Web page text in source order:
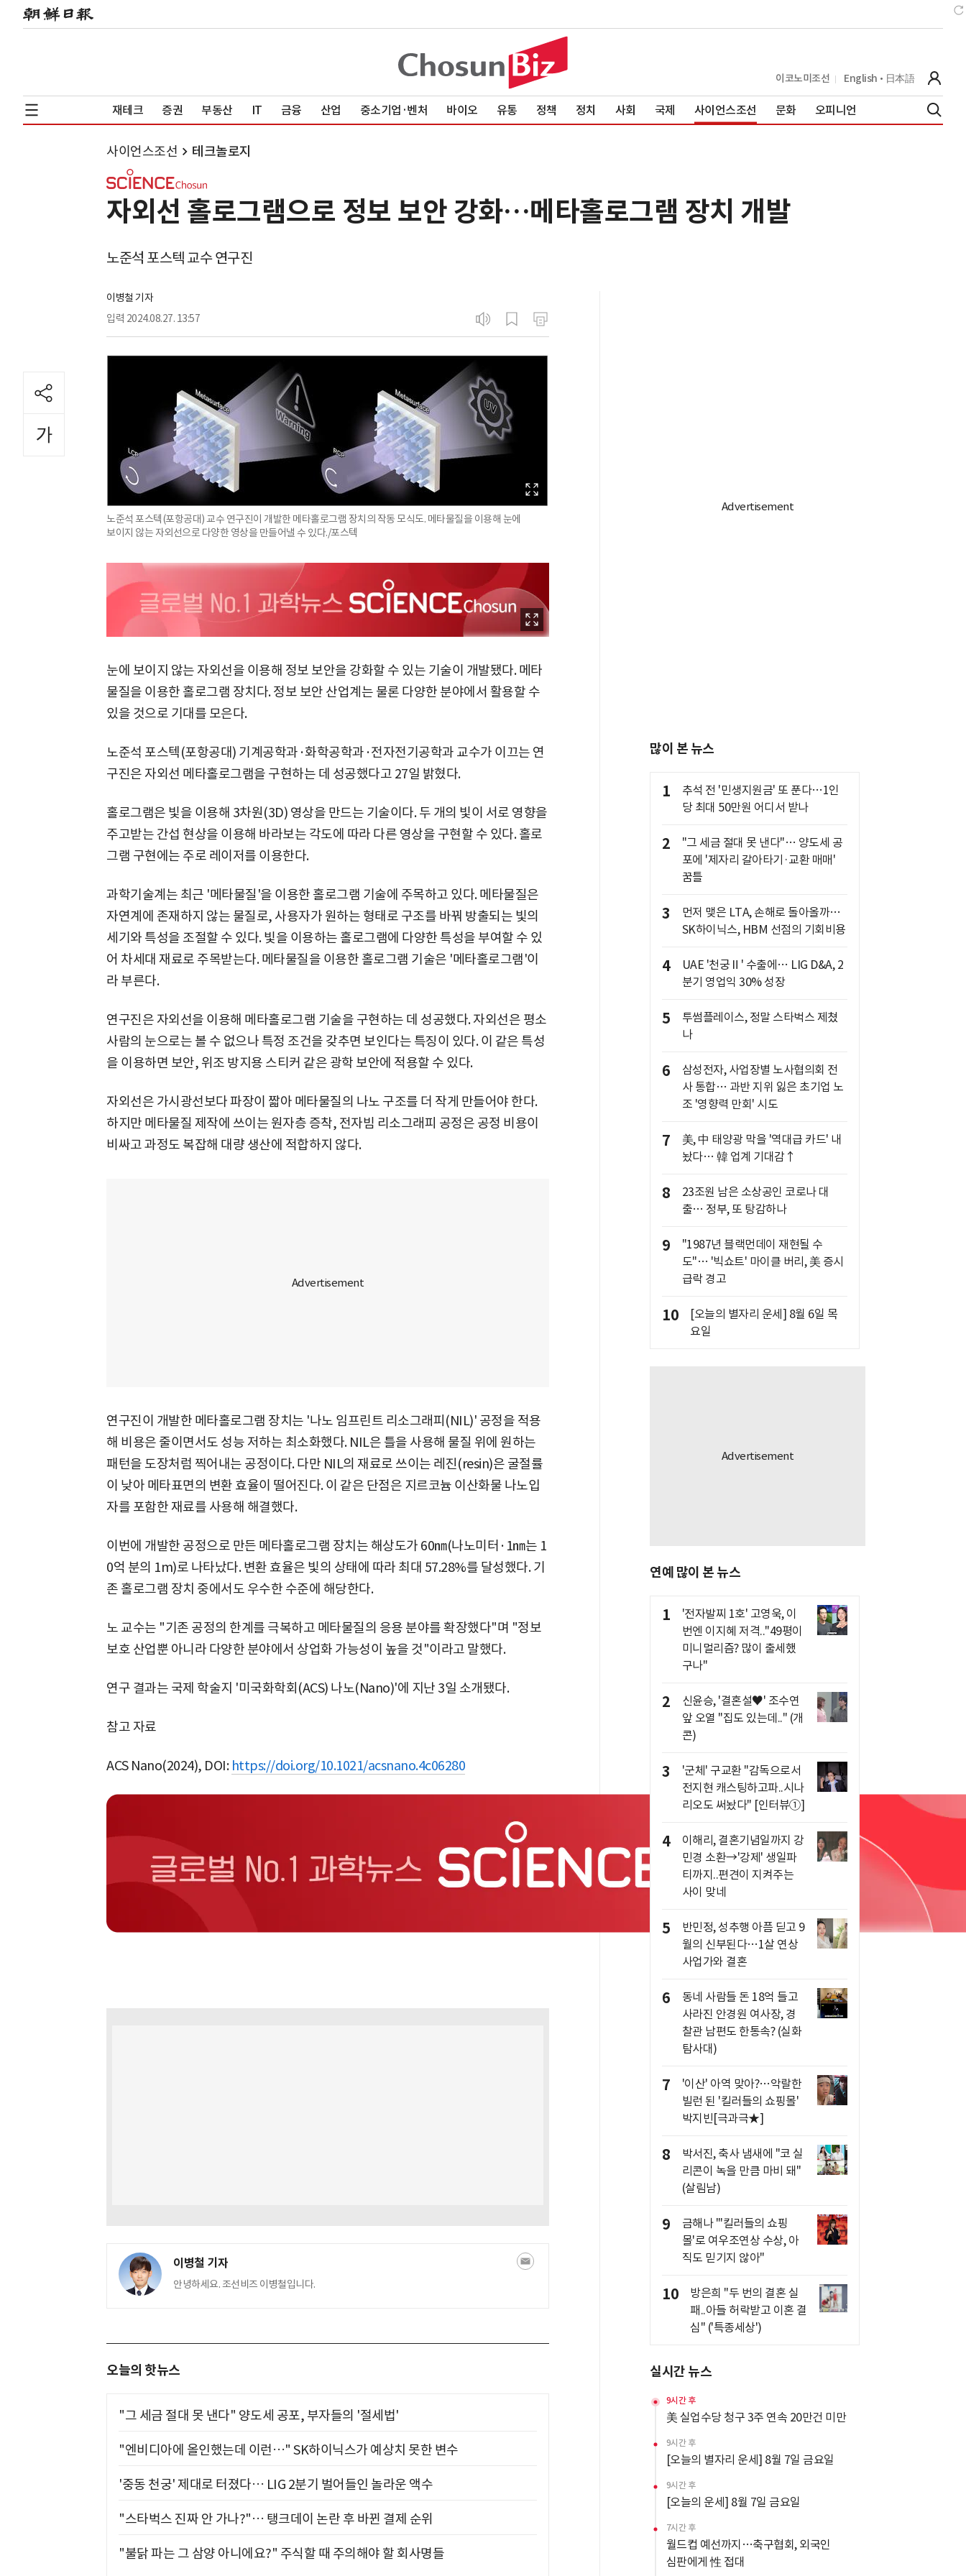
이코노미조선 English 日本語
재테크 증권 부동산 IT 금융 산업 중소기업·벤처 바이오 유통 정책 정치 사회 국제 사이언스조선 문화 오피니언
사이언스조선 테크놀로지
자외선 홀로그램으로 정보 보안 강화…메타홀로그램 장치 개발
노준석 포스텍 교수 연구진
이병철 기자
입력 2024.08.27. 13:57
노준석 포스텍(포항공대) 교수 연구진이 개발한 메타홀로그램 장치의 작동 모식도. 메타물질을 이용해 눈에
보이지 않는 자외선으로 다양한 영상을 만들어낼 수 있다./포스텍
눈에 보이지 않는 자외선을 이용해 정보 보안을 강화할 수 있는 기술이 개발됐다. 메타
물질을 이용한 홀로그램 장치다. 정보 보안 산업계는 물론 다양한 분야에서 활용할 수
있을 것으로 기대를 모은다.
노준석 포스텍(포항공대) 기계공학과·화학공학과·전자전기공학과 교수가 이끄는 연
구진은 자외선 메타홀로그램을 구현하는 데 성공했다고 27일 밝혔다.
홀로그램은 빛을 이용해 3차원(3D) 영상을 만드는 기술이다. 두 개의 빛이 서로 영향을
주고받는 간섭 현상을 이용해 바라보는 각도에 따라 다른 영상을 구현할 수 있다. 홀로
그램 구현에는 주로 레이저를 이용한다.
과학기술계는 최근 '메타물질'을 이용한 홀로그램 기술에 주목하고 있다. 메타물질은
자연계에 존재하지 않는 물질로, 사용자가 원하는 형태로 구조를 바꿔 방출되는 빛의
세기와 특성을 조절할 수 있다. 빛을 이용하는 홀로그램에 다양한 특성을 부여할 수 있
어 차세대 재료로 주목받는다. 메타물질을 이용한 홀로그램 기술은 '메타홀로그램'이
라 부른다.
연구진은 자외선을 이용해 메타홀로그램 기술을 구현하는 데 성공했다. 자외선은 평소
사람의 눈으로는 볼 수 없으나 특정 조건을 갖추면 보인다는 특징이 있다. 이 같은 특성
을 이용하면 보안, 위조 방지용 스티커 같은 광학 보안에 적용할 수 있다.
자외선은 가시광선보다 파장이 짧아 메타물질의 나노 구조를 더 작게 만들어야 한다.
하지만 메타물질 제작에 쓰이는 원자층 증착, 전자빔 리소그래피 공정은 공정 비용이
비싸고 과정도 복잡해 대량 생산에 적합하지 않다.
연구진이 개발한 메타홀로그램 장치는 '나노 임프린트 리소그래피(NIL)' 공정을 적용
해 비용은 줄이면서도 성능 저하는 최소화했다. NIL은 틀을 사용해 물질 위에 원하는
패턴을 도장처럼 찍어내는 공정이다. 다만 NIL의 재료로 쓰이는 레진(resin)은 굴절률
이 낮아 메타표면의 변환 효율이 떨어진다. 이 같은 단점은 지르코늄 이산화물 나노입
자를 포함한 재료를 사용해 해결했다.
이번에 개발한 공정으로 만든 메타홀로그램 장치는 해상도가 60㎚(나노미터·1㎚는 1
0억 분의 1m)로 나타났다. 변환 효율은 빛의 상태에 따라 최대 57.28%를 달성했다. 기
존 홀로그램 장치 중에서도 우수한 수준에 해당한다.
노 교수는 "기존 공정의 한계를 극복하고 메타물질의 응용 분야를 확장했다"며 "정보
보호 산업뿐 아니라 다양한 분야에서 상업화 가능성이 높을 것"이라고 말했다.
연구 결과는 국제 학술지 '미국화학회(ACS) 나노(Nano)'에 지난 3일 소개됐다.
참고 자료
ACS Nano(2024), DOI: https://doi.org/10.1021/acsnano.4c06280
이병철 기자
안녕하세요. 조선비즈 이병철입니다.
오늘의 핫뉴스
"그 세금 절대 못 낸다" 양도세 공포, 부자들의 '절세법'
"엔비디아에 올인했는데 이런…" SK하이닉스가 예상치 못한 변수
'중동 천궁' 제대로 터졌다… LIG 2분기 벌어들인 놀라운 액수
"스타벅스 진짜 안 가나?"… 탱크데이 논란 후 바뀐 결제 순위
"불닭 파는 그 삼양 아니에요?" 주식할 때 주의해야 할 회사명들
많이 본 뉴스
1
추석 전 '민생지원금' 또 푼다…1인
당 최대 50만원 어디서 받나
2
"그 세금 절대 못 낸다"… 양도세 공
포에 '제자리 갈아타기·교환 매매'
꿈틀
3
먼저 맺은 LTA, 손해로 돌아올까…
SK하이닉스, HBM 선점의 기회비용
4
UAE '천궁Ⅱ' 수출에… LIG D&A, 2
분기 영업익 30% 성장
5
투썸플레이스, 정말 스타벅스 제쳤
나
6
삼성전자, 사업장별 노사협의회 전
사 통합… 과반 지위 잃은 초기업 노
조 '영향력 만회' 시도
7
美, 中 태양광 막을 '역대급 카드' 내
놨다… 韓 업계 기대감↑
8
23조원 남은 소상공인 코로나 대
출… 정부, 또 탕감하나
9
"1987년 블랙먼데이 재현될 수
도"… '빅쇼트' 마이클 버리, 美 증시
급락 경고
10
[오늘의 별자리 운세] 8월 6일 목
요일
연예 많이 본 뉴스
1
'전자발찌 1호' 고영욱, 이
번엔 이지혜 저격.."49평이
미니멀리즘? 많이 출세했
구나"
2
신윤승, '결혼설♥' 조수연
앞 오열 "집도 있는데.." (개
콘)
3
'군체' 구교환 "감독으로서
전지현 캐스팅하고파..시나
리오도 써놨다" [인터뷰①]
4
이해리, 결혼기념일까지 강
민경 소환→'강제' 생일파
티까지..편견이 지켜주는
사이 맞네
5
반민정, 성추행 아픔 딛고 9
월의 신부된다…1살 연상
사업가와 결혼
6
동네 사람들 돈 18억 들고
사라진 안경원 여사장, 경
찰관 남편도 한통속? (실화
탐사대)
7
'이산' 아역 맞아?…악랄한
빌런 된 '킬러들의 쇼핑몰'
박지빈[극과극★]
8
박서진, 축사 냄새에 "코 실
리콘이 녹을 만큼 마비 돼"
(살림남)
9
금해나 "'킬러들의 쇼핑
몰'로 여우조연상 수상, 아
직도 믿기지 않아"
10
방은희 "두 번의 결혼 실
패..아들 허락받고 이혼 결
심" ('특종세상')
실시간 뉴스
9시간 후
美 실업수당 청구 3주 연속 20만건 미만
9시간 후
[오늘의 별자리 운세] 8월 7일 금요일
9시간 후
[오늘의 운세] 8월 7일 금요일
7시간 후
월드컵 예선까지…축구협회, 외국인
심판에게 性 접대